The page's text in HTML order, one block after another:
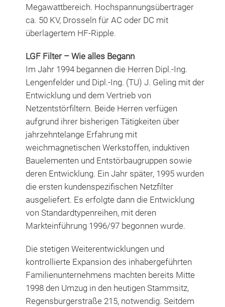
Megawattbereich. Hochspannungsübertrager
ca. 50 KV, Drosseln für AC oder DC mit
überlagertem HF-Ripple.
LGF Filter – Wie alles Begann
Im Jahr 1994 begannen die Herren Dipl.-Ing.
Lengenfelder und Dipl.-Ing. (TU) J. Geling mit der
Entwicklung und dem Vertrieb von
Netzentstörfiltern. Beide Herren verfügen
aufgrund ihrer bisherigen Tätigkeiten über
jahrzehntelange Erfahrung mit
weichmagnetischen Werkstoffen, induktiven
Bauelementen und Entstörbaugruppen sowie
deren Entwicklung. Ein Jahr später, 1995 wurden
die ersten kundenspezifischen Netzfilter
ausgeliefert. Es erfolgte dann die Entwicklung
von Standardtypenreihen, mit deren
Markteinführung 1996/97 begonnen wurde.
Die stetigen Weiterentwicklungen und
kontrollierte Expansion des inhabergeführten
Familienunternehmens machten bereits Mitte
1998 den Umzug in den heutigen Stammsitz,
Regensburgerstraße 215, notwendig. Seitdem